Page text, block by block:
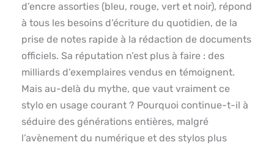
d’encre assorties (bleu, rouge, vert et noir), répond
à tous les besoins d’écriture du quotidien, de la
prise de notes rapide à la rédaction de documents
officiels. Sa réputation n’est plus à faire : des
milliards d’exemplaires vendus en témoignent.
Mais au-delà du mythe, que vaut vraiment ce
stylo en usage courant ? Pourquoi continue-t-il à
séduire des générations entières, malgré
l’avènement du numérique et des stylos plus